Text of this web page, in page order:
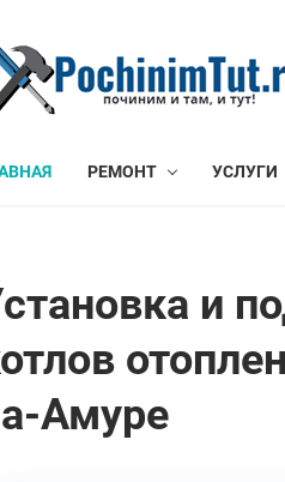
РЕМОНТ УСЛУГИ
и
Амуре